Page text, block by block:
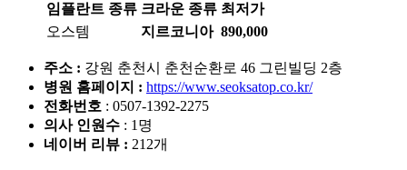
임플란트 종류 크라운 종류 최저가
오스템
지르코니아 890,000
주소 : 강원 춘천시 춘천순환로 46 그린빌딩 2층
병원 홈페이지 : https://www.seoksatop.co.kr/
전화번호 : 0507-1392-2275
의사 인원수 : 1명
네이버 리뷰 : 212개